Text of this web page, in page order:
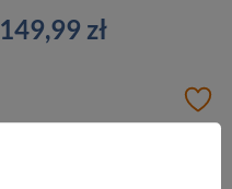
149,99 zł